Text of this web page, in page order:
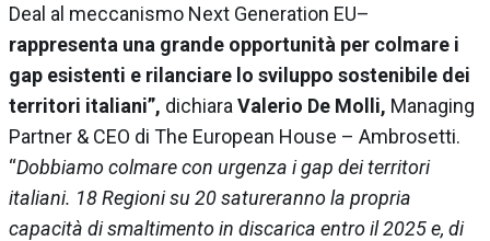
Deal al meccanismo Next Generation EU–
rappresenta una grande opportunità per colmare i
gap esistenti e rilanciare lo sviluppo sostenibile dei
territori italiani”, dichiara Valerio De Molli, Managing
Partner & CEO di The European House – Ambrosetti.
“Dobbiamo colmare con urgenza i gap dei territori
italiani. 18 Regioni su 20 satureranno la propria
capacità di smaltimento in discarica entro il 2025 e, di